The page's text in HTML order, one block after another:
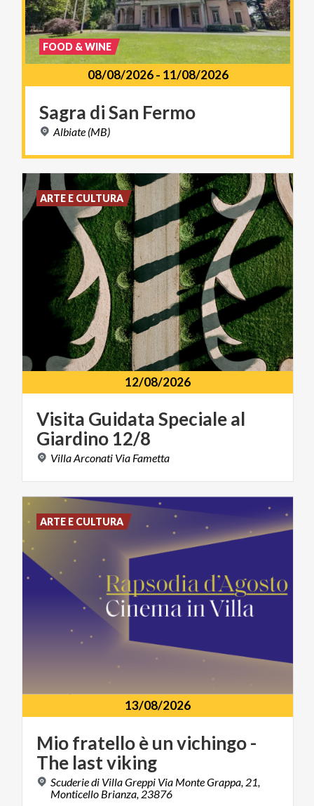
08/08/2026- 11/08/2026
Sagra diSan Fermo
Albiate (MB)
FOOD & WINE
12/08/2026
Visita GuidataSpecialeal
Giardino 12/8
VillaArconati Via Fametta
ARTE E CULTURA
13/08/2026
Miofratelloèunvichingo-
The lastviking
Scuderie di Villa Greppi Via Monte Grappa, 21,
Monticello Brianza, 23876
ARTE E CULTURA